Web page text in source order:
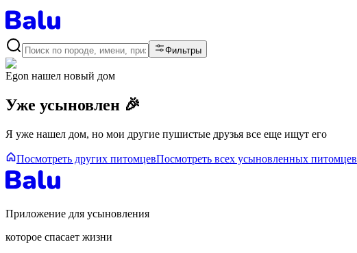
Фильтры
Egon нашел новый дом
Уже усыновлен 🎉
Я уже нашел дом, но мои другие пушистые друзья все еще ищут его
Посмотреть других питомцевПосмотреть всех усыновленных питомцев
Приложение для усыновления
которое спасает жизни